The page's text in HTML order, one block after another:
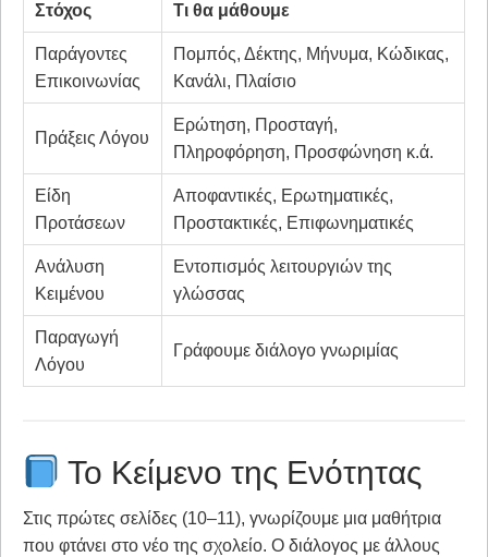
Στόχος Τι θα μάθουμε
Παράγοντες
Επικοινωνίας
Πομπός, Δέκτης, Μήνυμα, Κώδικας,
Κανάλι, Πλαίσιο
Πράξεις Λόγου
Ερώτηση, Προσταγή,
Πληροφόρηση, Προσφώνηση κ.ά.
Είδη
Προτάσεων
Αποφαντικές, Ερωτηματικές,
Προστακτικές, Επιφωνηματικές
Ανάλυση
Κειμένου
Εντοπισμός λειτουργιών της
γλώσσας
Παραγωγή
Λόγου
Γράφουμε διάλογο γνωριμίας
Το Κείμενο της Ενότητας
Στις πρώτες σελίδες (10–11), γνωρίζουμε μια μαθήτρια
που φτάνει στο νέο της σχολείο. Ο διάλογος με άλλους